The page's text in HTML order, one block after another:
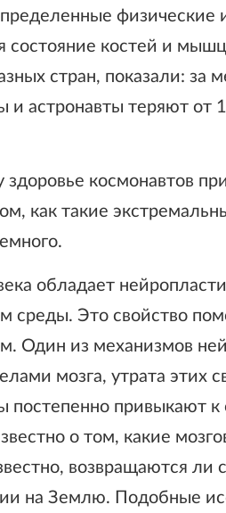
состояние костей и
стран, показали: за
и астронавты теряют от
здоровье космонавтов
как такие
обладает
среды. Это свойство
Один из механизмов
мозга, утрата этих
постепенно привыкают
о том, какие
возвращаются ли
на Землю. Подобные